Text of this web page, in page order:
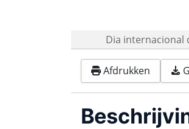
Dia internacional
Afdrukken